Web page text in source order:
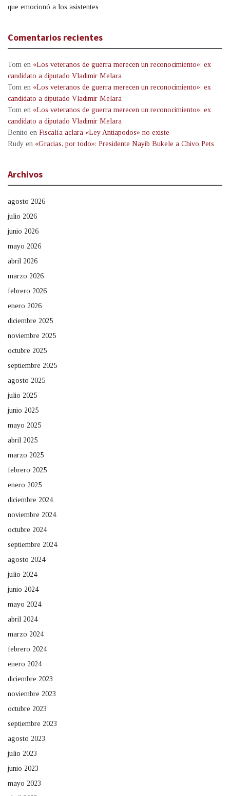
que emocionó a los asistentes
Comentarios recientes
Tom en «Los veteranos de guerra merecen un reconocimiento»: ex
candidato a diputado Vladimir Melara
Tom en «Los veteranos de guerra merecen un reconocimiento»: ex
candidato a diputado Vladimir Melara
Tom en «Los veteranos de guerra merecen un reconocimiento»: ex
candidato a diputado Vladimir Melara
Benito en Fiscalía aclara «Ley Antiapodos» no existe
Rudy en «Gracias, por todo»: Presidente Nayib Bukele a Chivo Pets
Archivos
agosto 2026
julio 2026
junio 2026
mayo 2026
abril 2026
marzo 2026
febrero 2026
enero 2026
diciembre 2025
noviembre 2025
octubre 2025
septiembre 2025
agosto 2025
julio 2025
junio 2025
mayo 2025
abril 2025
marzo 2025
febrero 2025
enero 2025
diciembre 2024
noviembre 2024
octubre 2024
septiembre 2024
agosto 2024
julio 2024
junio 2024
mayo 2024
abril 2024
marzo 2024
febrero 2024
enero 2024
diciembre 2023
noviembre 2023
octubre 2023
septiembre 2023
agosto 2023
julio 2023
junio 2023
mayo 2023